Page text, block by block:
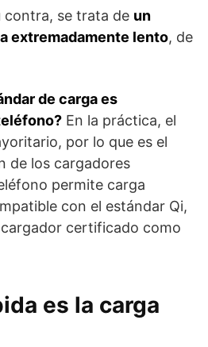
contra, se trata de un
extremadamente lento, de
de carga es
En la práctica, el
por lo que es el
de los cargadores
permite carga
con el estándar Qi,
certificado como
es la carga